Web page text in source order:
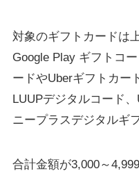
対象のギフトカードは
Google Play ギフトコ
ードやUberギフトカー
LUUPデジタルコード
ニープラスデジタルギ
合計金額が3,000～